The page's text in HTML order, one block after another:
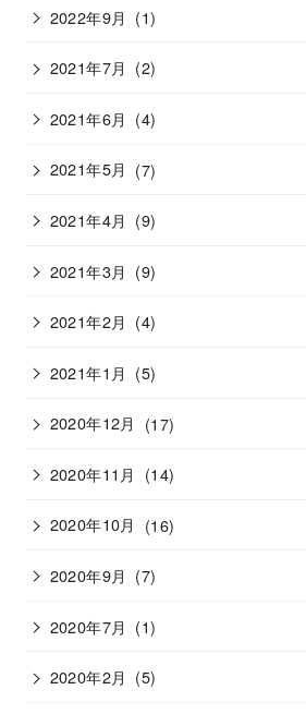
2022年9月 (1)
2021年7月 (2)
2021年6月 (4)
2021年5月 (7)
2021年4月 (9)
2021年3月 (9)
2021年2月 (4)
2021年1月 (5)
2020年12月 (17)
2020年11月 (14)
2020年10月 (16)
2020年9月 (7)
2020年7月 (1)
2020年2月 (5)